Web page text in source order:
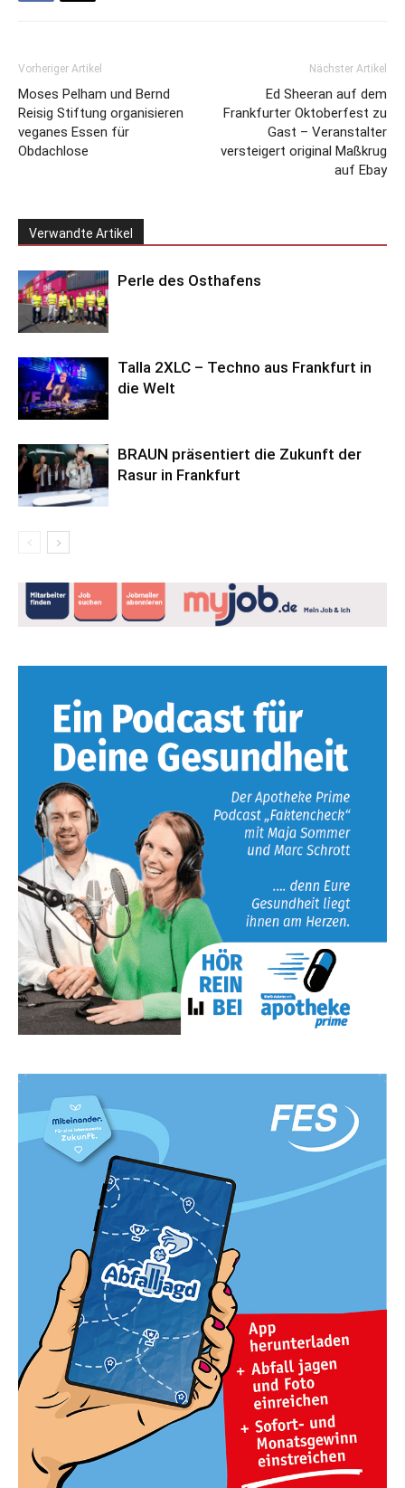
Vorheriger Artikel
Moses Pelham und Bernd
Reisig Stiftung organisieren
veganes Essen für
Obdachlose
Nächster Artikel
Ed Sheeran auf dem
Frankfurter Oktoberfest zu
Gast – Veranstalter
versteigert original Maßkrug
auf Ebay
Verwandte Artikel
Perle des Osthafens
Talla 2XLC – Techno aus Frankfurt in
die Welt
BRAUN präsentiert die Zukunft der
Rasur in Frankfurt